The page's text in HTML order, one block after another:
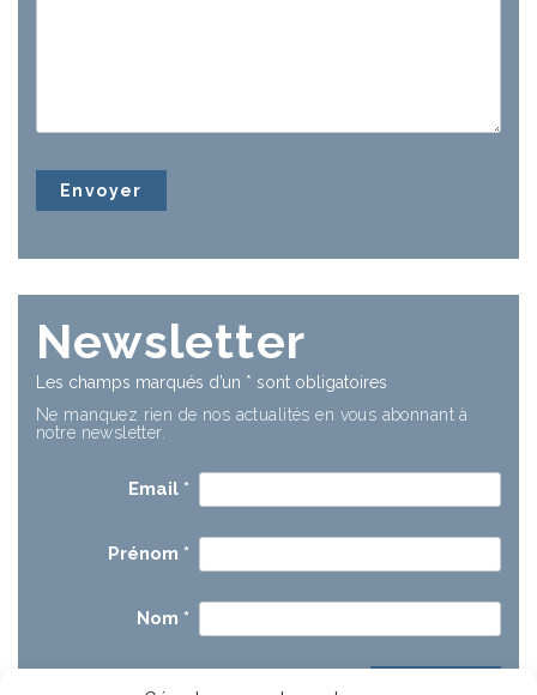
Newsletter
Les champs marqués d’un * sont obligatoires
Ne manquez rien de nos actualités en vous abonnant à
notre newsletter.
Email *
Prénom *
Nom *